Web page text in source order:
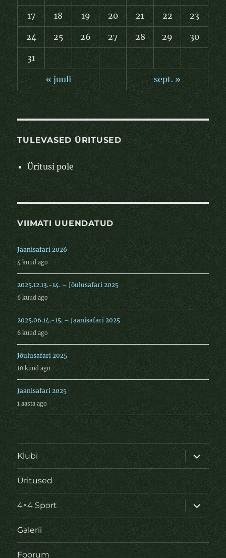
17 18 19 20 21 22 23
24 25 26 27 28 29 30
31
« juuli sept. »
TULEVASED ÜRITUSED
Üritusi pole
VIIMATI UUENDATUD
Jaanisafari 2026
4 kuud ago
2025.12.13.-14. – Jõulusafari 2025
6 kuud ago
2025.06.14.-15. – Jaanisafari 2025
6 kuud ago
Jõulusafari 2025
10 kuud ago
Jaanisafari 2025
1 aasta ago
Klubi
laienda
Üritused
4×4 Sport
laienda
Galerii
Foorum